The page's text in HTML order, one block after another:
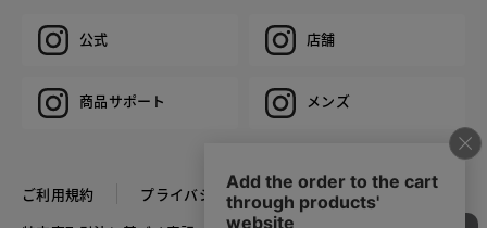
公式 店舗
商品サポート メンズ
ご利用規約
プライバシーポリシー